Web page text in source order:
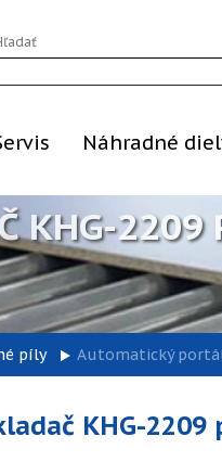
Náhradné
KHG-2209
píly Automatický
KHG-2209